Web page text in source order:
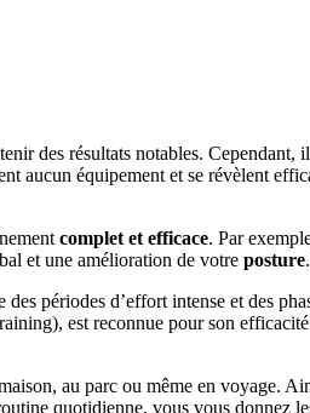
des résultats notables. Cependant,
aucun équipement et se révèlent
complet et efficace. Par
et une amélioration de votre posture.
périodes d’effort intense et des
est reconnue pour son
au parc ou même en voyage.
quotidienne, vous vous donnez